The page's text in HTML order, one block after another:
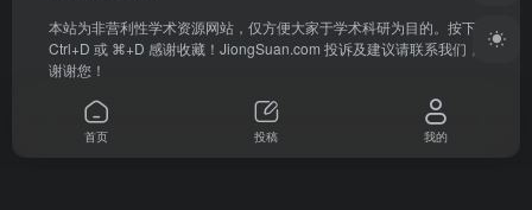
本站为非营利性学术资源网站，仅方便大家于学术科研为目的。按下
Ctrl+D 或 ⌘+D 感谢收藏！ JiongSuan.com 投诉及建议请联系我们，
谢谢您！
首页 投稿 我的